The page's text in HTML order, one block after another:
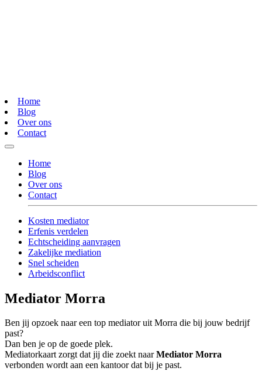
Home
Blog
Over ons
Contact
Home
Blog
Over ons
Contact
Kosten mediator
Erfenis verdelen
Echtscheiding aanvragen
Zakelijke mediation
Snel scheiden
Arbeidsconflict
Mediator Morra
Ben jij opzoek naar een top mediator uit Morra die bij jouw bedrijf
past?
Dan ben je op de goede plek.
Mediatorkaart zorgt dat jij die zoekt naarMediator Morra
verbonden wordt aan een kantoor dat bij je past.